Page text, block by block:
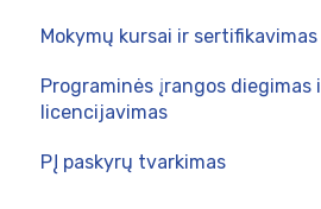
Intergravimas su verslo
Administravimas
Naudojimas
Administravimas
Mokymų kursai ir sertifikavimas
SOLIDWORKS 3DCAD
Programinės įrangos diegimas
licencijavimas
SOLIDWORKS / DraftSight
PĮ paskyrų tvarkimas